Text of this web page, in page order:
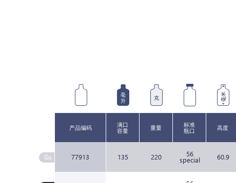
毫
升
克 毫米
产品编码
满口
容量
重量
标准
瓶口
高度
77913 135 220 56
special 60.9